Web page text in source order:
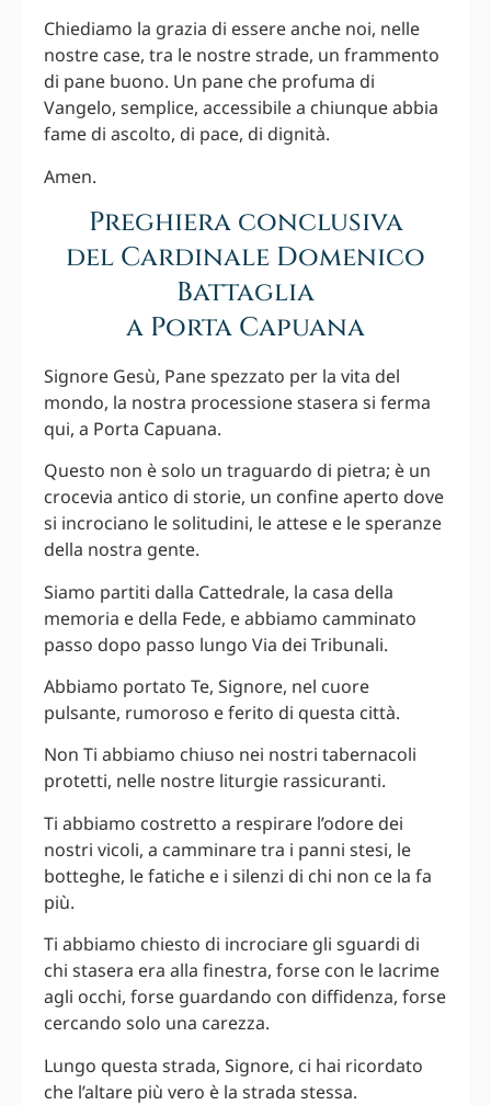
Chiediamo la grazia di essere anche noi, nelle
nostre case, tra le nostre strade, un frammento
di pane buono. Un pane che profuma di
Vangelo, semplice, accessibile a chiunque abbia
fame di ascolto, di pace, di dignità.
Amen.
Preghiera conclusiva
del Cardinale Domenico
Battaglia
a Porta Capuana
Signore Gesù, Pane spezzato per la vita del
mondo, la nostra processione stasera si ferma
qui, a Porta Capuana.
Questo non è solo un traguardo di pietra; è un
crocevia antico di storie, un confine aperto dove
si incrociano le solitudini, le attese e le speranze
della nostra gente.
Siamo partiti dalla Cattedrale, la casa della
memoria e della Fede, e abbiamo camminato
passo dopo passo lungo Via dei Tribunali.
Abbiamo portato Te, Signore, nel cuore
pulsante, rumoroso e ferito di questa città.
Non Ti abbiamo chiuso nei nostri tabernacoli
protetti, nelle nostre liturgie rassicuranti.
Ti abbiamo costretto a respirare l’odore dei
nostri vicoli, a camminare tra i panni stesi, le
botteghe, le fatiche e i silenzi di chi non ce la fa
più.
Ti abbiamo chiesto di incrociare gli sguardi di
chi stasera era alla finestra, forse con le lacrime
agli occhi, forse guardando con diffidenza, forse
cercando solo una carezza.
Lungo questa strada, Signore, ci hai ricordato
che l’altare più vero è la strada stessa.